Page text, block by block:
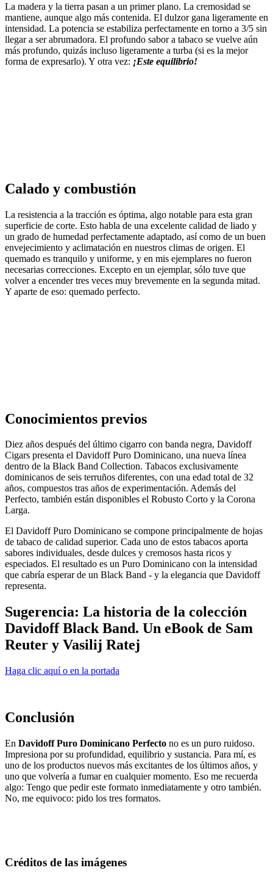
La madera y la tierra pasan a un primer plano. La cremosidad se
mantiene, aunque algo más contenida. El dulzor gana ligeramente en
intensidad. La potencia se estabiliza perfectamente en torno a 3/5 sin
llegar a ser abrumadora. El profundo sabor a tabaco se vuelve aún
más profundo, quizás incluso ligeramente a turba (si es la mejor
forma de expresarlo). Y otra vez: ¡Este equilibrio!
Calado y combustión
La resistencia a la tracción es óptima, algo notable para esta gran
superficie de corte. Esto habla de una excelente calidad de liado y
un grado de humedad perfectamente adaptado, así como de un buen
envejecimiento y aclimatación en nuestros climas de origen. El
quemado es tranquilo y uniforme, y en mis ejemplares no fueron
necesarias correcciones. Excepto en un ejemplar, sólo tuve que
volver a encender tres veces muy brevemente en la segunda mitad.
Y aparte de eso: quemado perfecto.
Conocimientos previos
Diez años después del último cigarro con banda negra, Davidoff
Cigars presenta el Davidoff Puro Dominicano, una nueva línea
dentro de la Black Band Collection. Tabacos exclusivamente
dominicanos de seis terruños diferentes, con una edad total de 32
años, compuestos tras años de experimentación. Además del
Perfecto, también están disponibles el Robusto Corto y la Corona
Larga.
El Davidoff Puro Dominicano se compone principalmente de hojas
de tabaco de calidad superior. Cada uno de estos tabacos aporta
sabores individuales, desde dulces y cremosos hasta ricos y
especiados. El resultado es un Puro Dominicano con la intensidad
que cabría esperar de un Black Band - y la elegancia que Davidoff
representa.
Sugerencia: La historia de la colección
Davidoff Black Band. Un eBook de Sam
Reuter y Vasilij Ratej
Haga clic aquí o en la portada
Conclusión
En Davidoff Puro Dominicano Perfecto no es un puro ruidoso.
Impresiona por su profundidad, equilibrio y sustancia. Para mí, es
uno de los productos nuevos más excitantes de los últimos años, y
uno que volvería a fumar en cualquier momento. Eso me recuerda
algo: Tengo que pedir este formato inmediatamente y otro también.
No, me equivoco: pido los tres formatos.
Créditos de las imágenes